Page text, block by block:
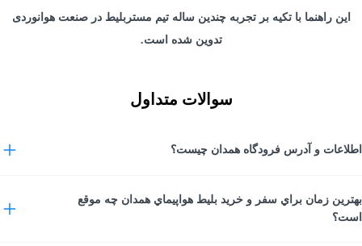
این راهنما با تکیه بر تجربه چندین ساله تیم مستربلیط در صنعت هوانوردی
تدوین شده است.
سوالات متداول
اطلاعات و آدرس فرودگاه همدان چيست؟
آدرس: استان همدان، 5 کیلومتری ضلع شمال شرقی شهر همدان، جاده اصلی
تهران-همدان. مرکز تلفن : 13-32569011–081
بهترين زمان براي سفر و خريد بليط هواپيماي همدان چه موقع
است؟